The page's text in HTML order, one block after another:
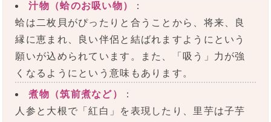
汁物（蛤のお吸い物）
：
蛤は二枚貝がぴったりと合うことから、将来、良
縁に恵まれ、良い伴侶と結ばれますようにという
願いが込められています。また、「吸う」力が強
くなるようにという意味もあります。
煮物（筑前煮など）
：
人参と大根で「紅白」を表現したり、里芋は子芋